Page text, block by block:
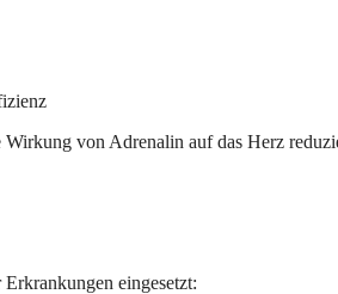
von Adrenalin auf das Herz
eingesetzt: